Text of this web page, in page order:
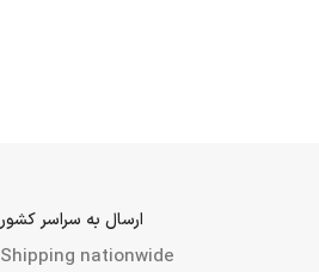
ارسال به سراسر کشور
Shipping nationwide